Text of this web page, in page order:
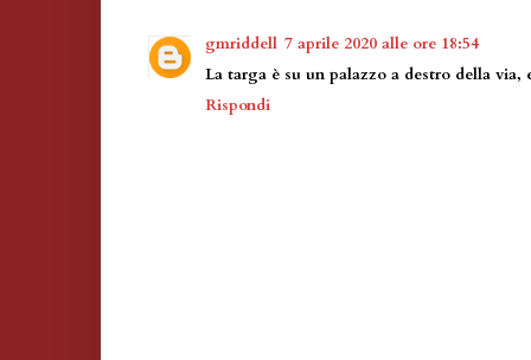
gmriddell 7 aprile 2020 alle ore 18:54
La targa è su un palazzo a destro della via,
Rispondi